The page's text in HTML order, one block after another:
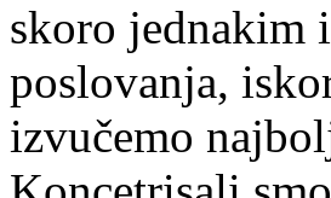
skoro jednakim
poslovanja,
izvučemo